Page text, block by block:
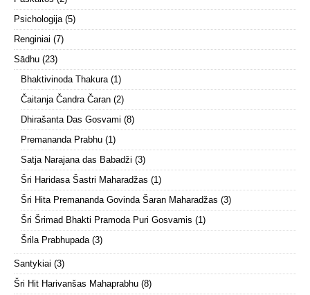
Psichologija (5)
Renginiai (7)
Sādhu (23)
Bhaktivinoda Thakura (1)
Čaitanja Čandra Čaran (2)
Dhirašanta Das Gosvami (8)
Premananda Prabhu (1)
Satja Narajana das Babadži (3)
Šri Haridasa Šastri Maharadžas (1)
Šri Hita Premananda Govinda Šaran Maharadžas (3)
Šri Šrimad Bhakti Pramoda Puri Gosvamis (1)
Šrila Prabhupada (3)
Santykiai (3)
Šri Hit Harivanšas Mahaprabhu (8)